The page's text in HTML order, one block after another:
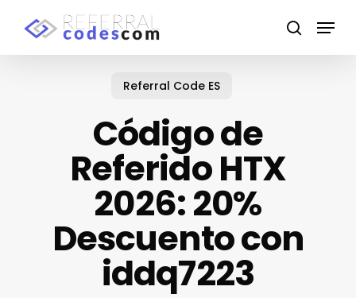
search
Menu
Referral Code ES
Código de
Referido HTX
2026: 20%
Descuento con
iddq7223